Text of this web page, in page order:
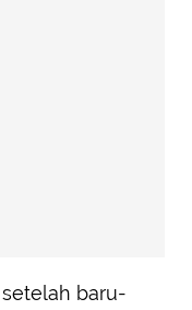
setelah baru-